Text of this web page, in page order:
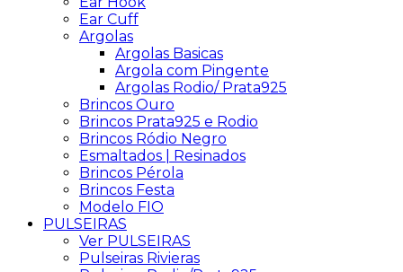
Ear Cuff
Argolas
Argolas Basicas
Argola com Pingente
Argolas Rodio/ Prata925
Brincos Ouro
Brincos Prata925 e Rodio
Brincos Ródio Negro
Esmaltados | Resinados
Brincos Pérola
Brincos Festa
Modelo FIO
PULSEIRAS
Ver PULSEIRAS
Pulseiras Rivieras